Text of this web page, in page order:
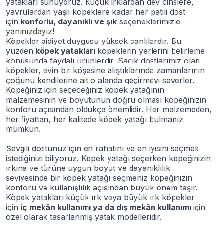
yatakları sunuyoruz. Küçük ırklardan dev cinslere,
yavrulardan yaşlı köpeklere kadar her patili dost
için konforlu, dayanıklı ve şık seçeneklerimizle
yanınızdayız!
Köpekler aidiyet duygusu yüksek canlılardır. Bu
yüzden köpek yatakları köpeklerin yerlerini belirleme
konusunda faydalı ürünlerdir. Sadık dostlarımız olan
köpekler, evin bir köşesine alıştıklarında zamanlarının
çoğunu kendilerine ait o alanda geçirmeyi severler.
Köpeğiniz için seçeceğiniz köpek yatağının
malzemesinin ve boyutunun doğru olması köpeğinizin
konforu açısından oldukça önemlidir. Her malzemeden,
her fiyattan, her kalitede köpek yatağı bulmanız
mümkün.
Sevgili dostunuz için en rahatını ve en iyisini seçmek
istediğinizi biliyoruz. Köpek yatağı seçerken köpeğinizin
ırkına ve türüne uygun boyut ve dayanıklılık
seviyesinde bir köpek yatağı seçmeniz köpeğinizin
konforu ve kullanışlılık açısından büyük önem taşır.
Köpek yatakları küçük ırk veya büyük ırk köpekler
için iç mekân kullanımı ya da dış mekân kullanımı için
özel olarak tasarlanmış yatak modelleridir.